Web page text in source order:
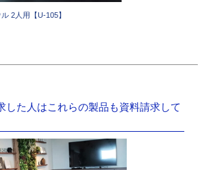
2人用【U-105】
した人はこれらの製品も資料請求して